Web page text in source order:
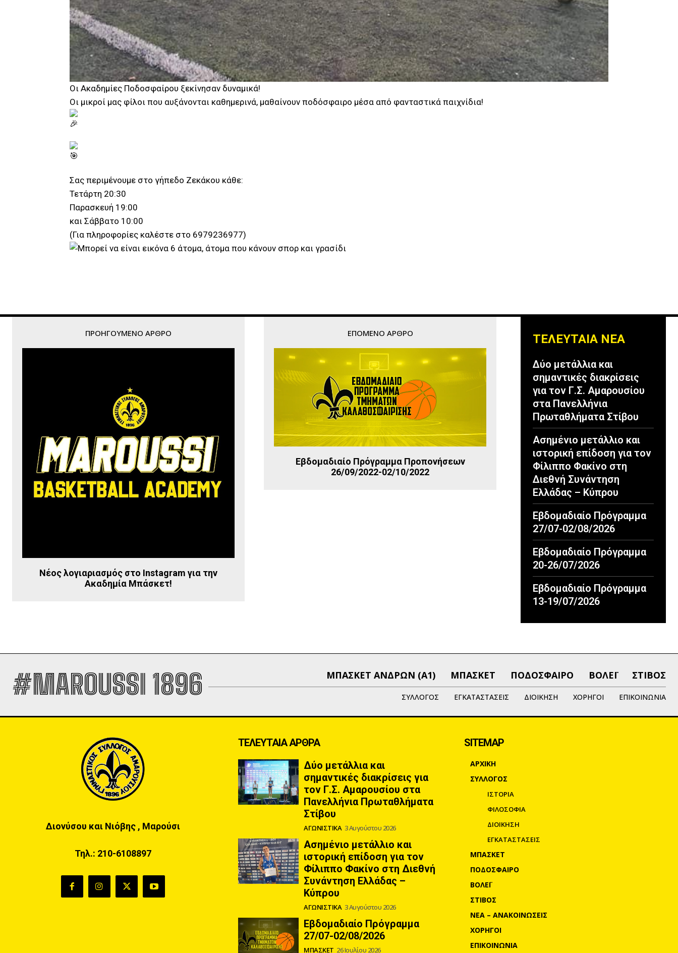
Οι Ακαδημίες Ποδοσφαίρου ξεκίνησαν δυναμικά!
Οι μικροί μας φίλοι που αυξάνονται καθημερινά, μαθαίνουν ποδόσφαιρο μέσα από φανταστικά παιχνίδια!
Σας περιμένουμε στο γήπεδο Ζεκάκου κάθε:
Τετάρτη 20:30
Παρασκευή 19:00
και Σάββατο 10:00
(Για πληροφορίες καλέστε στο 6979236977)
ΠΡΟΗΓΟΎΜΕΝΟ ΆΡΘΡΟ
Νέος λογιαριασμός στο Instagram για την
Ακαδημία Μπάσκετ!
ΕΠΌΜΕΝΟ ΆΡΘΡΟ
Εβδομαδιαίο Πρόγραμμα Προπονήσεων
26/09/2022-02/10/2022
ΤΕΛΕΥΤΑΙΑ ΝΕΑ
Δύο μετάλλια και
σημαντικές διακρίσεις
για τον Γ.Σ. Αμαρουσίου
στα Πανελλήνια
Πρωταθλήματα Στίβου
Ασημένιο μετάλλιο και
ιστορική επίδοση για τον
Φίλιππο Φακίνο στη
Διεθνή Συνάντηση
Ελλάδας – Κύπρου
Εβδομαδιαίο Πρόγραμμα
27/07-02/08/2026
Εβδομαδιαίο Πρόγραμμα
20-26/07/2026
Εβδομαδιαίο Πρόγραμμα
13-19/07/2026
#MAROUSSI 1896 ΜΠΑΣΚΕΤ ΑΝΔΡΩΝ (Α1) ΜΠΑΣΚΕΤ ΠΟΔΟΣΦΑΙΡΟ ΒΟΛΕΪ ΣΤΙΒΟΣ
ΣΥΛΛΟΓΟΣ ΕΓΚΑΤΑΣΤΑΣΕΙΣ ΔΙΟΙΚΗΣΗ ΧΟΡΗΓΟΙ ΕΠΙΚΟΙΝΩΝΙΑ
Διονύσου και Νιόβης , Μαρούσι
Τηλ.: 210-6108897
ΤΕΛΕΥΤΑΙΑ ΑΡΘΡΑ
Δύο μετάλλια και
σημαντικές διακρίσεις για
τον Γ.Σ. Αμαρουσίου στα
Πανελλήνια Πρωταθλήματα
Στίβου
ΑΓΩΝΙΣΤΙΚΑ 3 Αυγούστου 2026
Ασημένιο μετάλλιο και
ιστορική επίδοση για τον
Φίλιππο Φακίνο στη Διεθνή
Συνάντηση Ελλάδας –
Κύπρου
ΑΓΩΝΙΣΤΙΚΑ 3 Αυγούστου 2026
Εβδομαδιαίο Πρόγραμμα
27/07-02/08/2026
ΜΠΑΣΚΕΤ 26 Ιουλίου 2026
SITEMAP
ΑΡΧΙΚΗ
ΣΥΛΛΟΓΟΣ
ΙΣΤΟΡΙΑ
ΦΙΛΟΣΟΦΙΑ
ΔΙΟΙΚΗΣΗ
ΕΓΚΑΤΑΣΤΑΣΕΙΣ
ΜΠΑΣΚΕΤ
ΠΟΔΟΣΦΑΙΡΟ
ΒΟΛΕΪ
ΣΤΙΒΟΣ
ΝΕΑ – ΑΝΑΚΟΙΝΩΣΕΙΣ
ΧΟΡΗΓΟΙ
ΕΠΙΚΟΙΝΩΝΙΑ